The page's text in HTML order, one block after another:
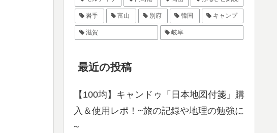
岩手 富山 別府 韓国 キャンプ
滋賀 岐阜
最近の投稿
【100均】キャンドゥ「日本地図付箋」購
入＆使用レポ！~旅の記録や地理の勉強に
~